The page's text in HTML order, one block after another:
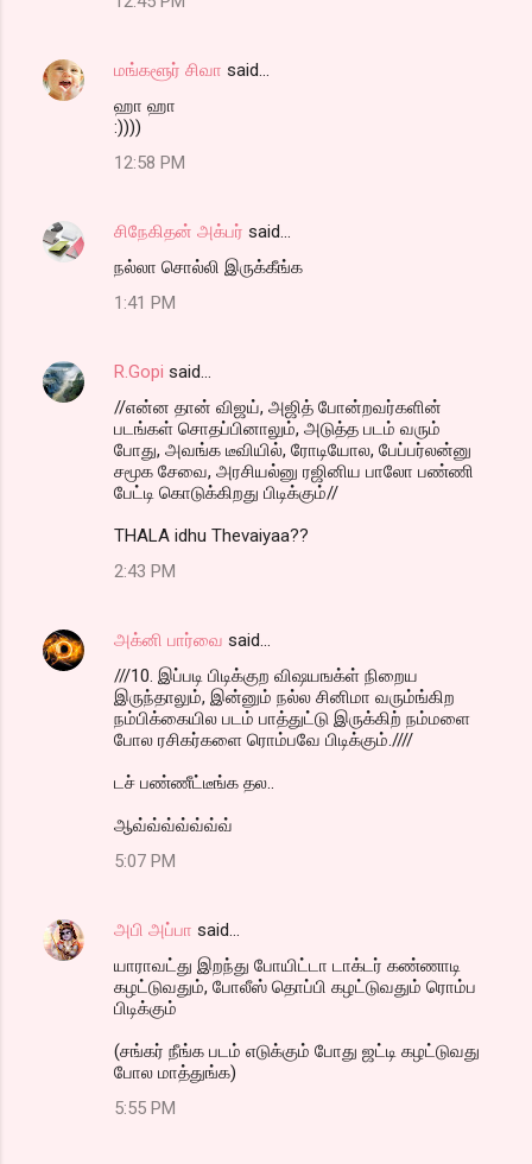
மங்களூர் சிவா said…
ஹா ஹா
:))))
12:58 PM
சிநேகிதன் அக்பர் said…
நல்லா சொல்லி இருக்கீங்க‌
1:41 PM
R.Gopi said…
//என்ன தான் விஜய், அஜித் போன்றவர்களின்
படங்கள் சொதப்பினாலும், அடுத்த படம் வரும்
போது, அவங்க டீவியில், ரோடியோல, பேப்பர்லன்னு
சமூக சேவை, அரசியல்னு ரஜினிய பாலோ பண்ணி
பேட்டி கொடுக்கிறது பிடிக்கும்//
THALA idhu Thevaiyaa??
2:43 PM
அக்னி பார்வை said…
///10. இப்படி பிடிக்குற விஷயஙக்ள் நிறைய
இருந்தாலும், இன்னும் நல்ல சினிமா வரும்ங்கிற
நம்பிக்கையில படம் பாத்துட்டு இருக்கிற் நம்மளை
போல ரசிகர்களை ரொம்பவே பிடிக்கும்.////
டச் பண்ணீட்டீங்க தல..
ஆவ்வ்வ்வ்வ்வ்வ்
5:07 PM
அபி அப்பா said…
யாராவட்து இறந்து போயிட்டா டாக்டர் கண்ணாடி
கழட்டுவதும், போலீஸ் தொப்பி கழட்டுவதும் ரொம்ப
பிடிக்கும்
(சங்கர் நீங்க படம் எடுக்கும் போது ஜட்டி கழட்டுவது
போல மாத்துங்க)
5:55 PM